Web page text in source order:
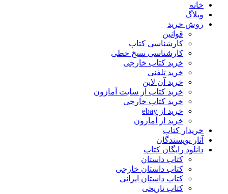
خانه
وبلاگ
روش خرید
قوانین
کارشناسی کتاب
کارشناسی نسخ خطی
خرید کتاب خارجی
خرید تلفنی
خرید آن لاین
خرید کتاب از سایت آمازون
خرید کتاب خارجی
خرید از ebay
خرید از آمازون
خریدار کتاب
آثار نویسندگان
دانلود رایگان کتاب
کتاب داستان
کتاب داستان خارجی
کتاب داستان ایرانی
کتاب تاریخی